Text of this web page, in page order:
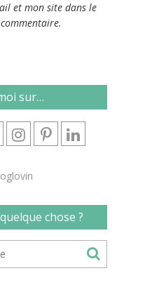
et mon site dans le
sur…
chose ?